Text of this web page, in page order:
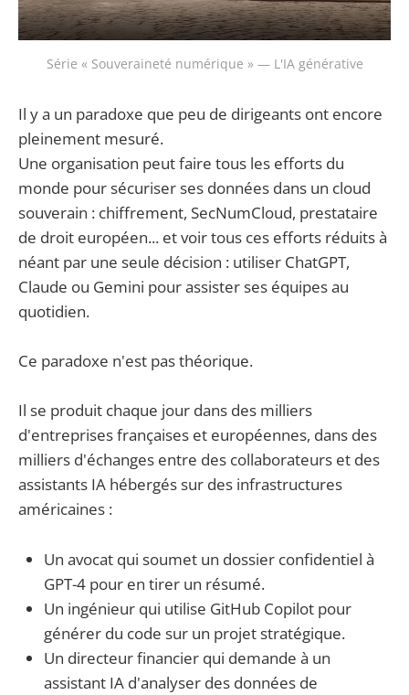
Série « Souveraineté numérique » — L'IA générative
Il y a un paradoxe que peu de dirigeants ont encore
pleinement mesuré.
Une organisation peut faire tous les efforts du
monde pour sécuriser ses données dans un cloud
souverain : chiffrement, SecNumCloud, prestataire
de droit européen... et voir tous ces efforts réduits à
néant par une seule décision : utiliser ChatGPT,
Claude ou Gemini pour assister ses équipes au
quotidien.
Ce paradoxe n'est pas théorique.
Il se produit chaque jour dans des milliers
d'entreprises françaises et européennes, dans des
milliers d'échanges entre des collaborateurs et des
assistants IA hébergés sur des infrastructures
américaines :
Un avocat qui soumet un dossier confidentiel à
GPT-4 pour en tirer un résumé.
Un ingénieur qui utilise GitHub Copilot pour
générer du code sur un projet stratégique.
Un directeur financier qui demande à un
assistant IA d'analyser des données de